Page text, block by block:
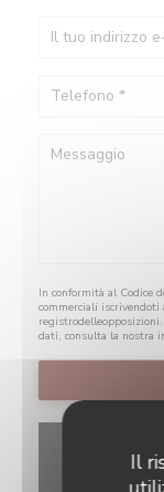
Il
In conformità al Codice
commerciali
dati, consulta la nostra